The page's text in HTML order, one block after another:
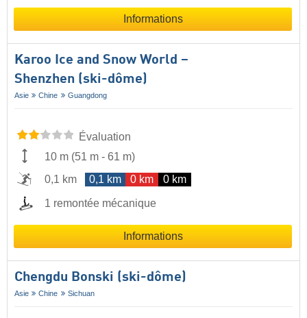
Informations
Karoo Ice and Snow World –
Shenzhen (ski-dôme)
Asie Chine Guangdong
Évaluation
10 m (51 m - 61 m)
0,1 km
0,1 km 0 km 0 km
1 remontée mécanique
Informations
Chengdu Bonski (ski-dôme)
Asie Chine Sichuan